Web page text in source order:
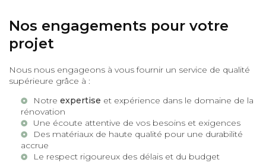
Nos engagements pour votre
projet
Nous nous engageons à vous fournir un service de qualité
supérieure grâce à :
Notre expertise et expérience dans le domaine de la
rénovation
Une écoute attentive de vos besoins et exigences
Des matériaux de haute qualité pour une durabilité
accrue
Le respect rigoureux des délais et du budget